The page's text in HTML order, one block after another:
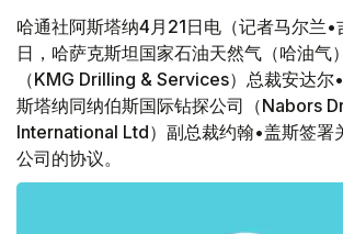
哈通社阿斯塔纳4月21日电（记者马尔兰•
日，哈萨克斯坦国家石油天然气（哈油气
（KMG Drilling & Services）总裁安达尔
斯塔纳同纳伯斯国际钻探公司（Nabors
International Ltd）副总裁约翰•盖斯签署
公司的协议。